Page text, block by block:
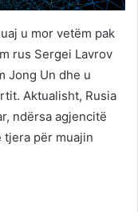
u mor vetëm pak
rus Sergei Lavrov
Jong Un dhe u
Aktualisht, Rusia
ndërsa agjencitë
për muajin